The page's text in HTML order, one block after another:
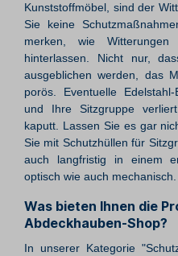
Kunststoffmöbel, sind der
Sie keine
merken, wie
hinterlassen. Nicht nur,
ausgeblichen werden, das
porös. Eventuelle
und Ihre Sitzgruppe
kaputt. Lassen Sie es gar
Sie mit Schutzhüllen für
auch langfristig in einem
optisch wie auch mechanisch.
Was bieten Ihnen die
Abdeckhauben-Shop?
In unserer Kategorie